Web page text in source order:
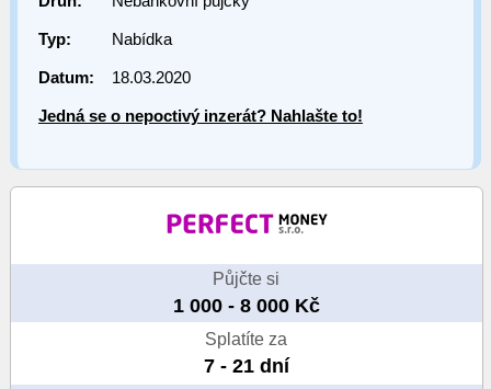
Typ: Nabídka
Datum: 18.03.2020
Jedná se o nepoctivý inzerát? Nahlašte to!
Půjčte si
1 000 - 8 000 Kč
Splatíte za
7 - 21 dní